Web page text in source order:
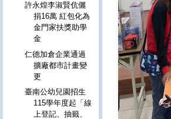
許永煌李淑賢伉儷
捐16萬 紅包化為
金門家扶獎助學
金
仁德加倉企業通過
擴廠都市計畫變
更
臺南公幼兒園招生
115學年度起「線
上登記、抽籤、